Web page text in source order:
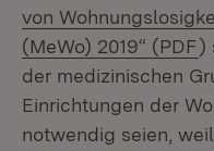
von
(MeWo) 2019“ (PDF)
der medizinischen
Einrichtungen der
notwendig seien,